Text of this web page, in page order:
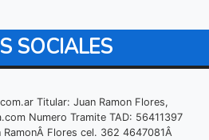
SOCIALES
Titular: Juan Ramon Flores,
Numero Tramite TAD: 56411397
RamonÂ Flores cel. 362 4647081Â